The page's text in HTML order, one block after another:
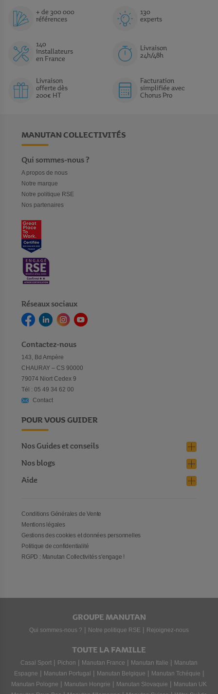
+ de 300 000
références
130
experts
140
installateurs
en France
Livraison
24h/48h
Livraison
offerte dès
200€ HT
Facturation
simplifiée avec
Chorus Pro
MANUTAN COLLECTIVITÉS
Qui sommes-nous ?
A propos de nous
Notre marque
Notre politique RSE
Nos partenaires
Réseaux sociaux
Contactez-nous
143, Bd Ampère
CHAURAY – CS 90000
79074 Niort Cedex 9
Tél : 05 49 34 62 00
Contact
POUR VOUS GUIDER
Nos Guides et conseils
Nos blogs
Aide
Conditions Générales de Vente
Mentions légales
Gestions des cookies et données personnelles
Politique de confidentialité
RGPD : Manutan Collectivités s'engage !
GROUPE MANUTAN
Qui sommes-nous ? | Notre politique RSE | Rejoignez-nous
TOUTE LA FAMILLE
Casal Sport | Pichon | Manutan France | Manutan Italie | Manutan
Espagne | Manutan Portugal | Manutan Belgique | Manutan Tchéquie |
Manutan Pologne | Manutan Hongrie | Manutan Slovaquie | Manutan UK